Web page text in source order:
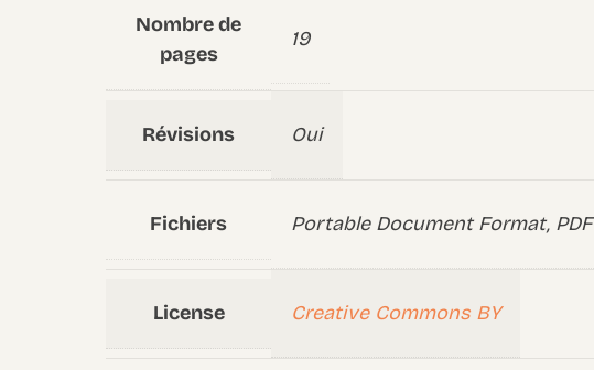
Nombre de
pages
19
Révisions Oui
Fichiers Portable Document Format, PDF
License Creative Commons BY